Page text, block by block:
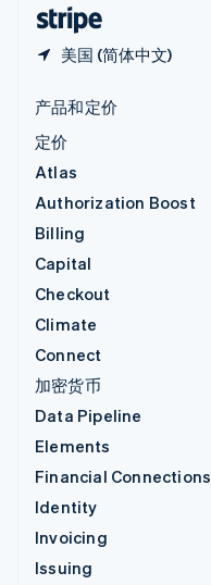
美国 (简体中文)
产品和定价
定价
Atlas
Authorization Boost
Billing
Capital
Checkout
Climate
Connect
加密货币
Data Pipeline
Elements
Financial Connections
Identity
Invoicing
Issuing